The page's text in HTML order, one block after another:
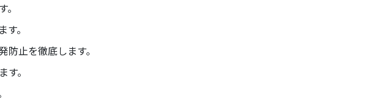
。
止を徹底します。
。